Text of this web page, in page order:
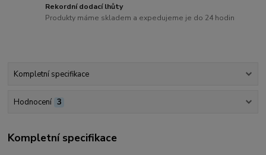
Rekordní dodací lhůty
Produkty máme skladem a expedujeme je do 24 hodin
Kompletní specifikace
Hodnocení 3
Kompletní specifikace